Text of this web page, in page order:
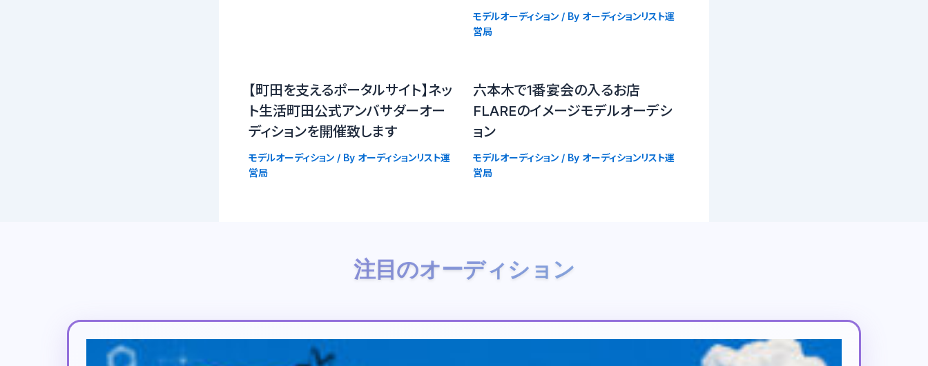
モデルオーディション/ By オーディションリスト運
営局
【町田を支えるポータルサイト】ネッ
ト生活町田公式アンバサダーオー
ディションを開催致します
モデルオーディション/ By オーディションリスト運
営局
六本木で1番宴会の入るお店
FLAREのイメージモデルオーデシ
ョン
モデルオーディション/ By オーディションリスト運
営局
注目のオーディション